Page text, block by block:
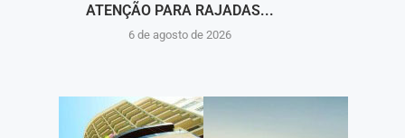
ATENÇÃO PARA RAJADAS...
6 de agosto de 2026